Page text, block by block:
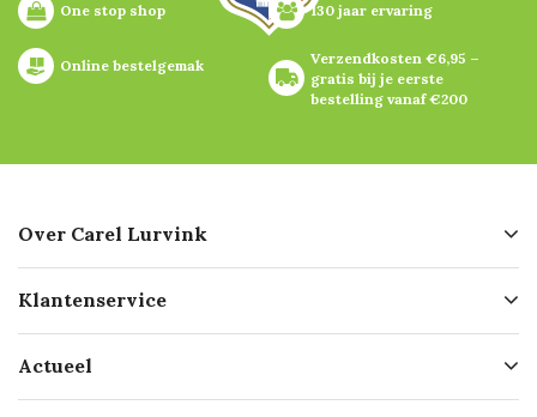
One stop shop 130 jaar ervaring
Online bestelgemak
Verzendkosten €6,95 –
gratis bij je eerste
bestelling vanaf €200
Over Carel Lurvink
Geschiedenis
Missie
Certificering
Klantenservice
Bezorgen
Actueel